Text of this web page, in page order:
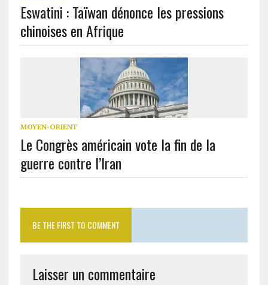
Eswatini : Taïwan dénonce les pressions
chinoises en Afrique
MOYEN-ORIENT
Le Congrès américain vote la fin de la
guerre contre l’Iran
BE THE FIRST TO COMMENT
Laisser un commentaire